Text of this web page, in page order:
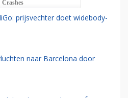
Crashes
prijsvechter doet widebody-
naar Barcelona door